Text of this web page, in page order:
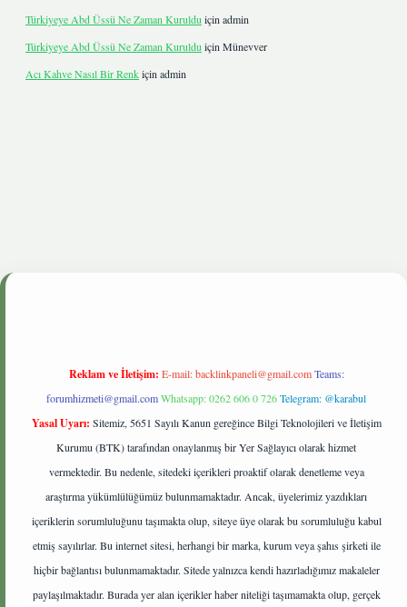
Türkiyeye Abd Üssü Ne Zaman Kuruldu için admin
Türkiyeye Abd Üssü Ne Zaman Kuruldu için Münevver
Acı Kahve Nasıl Bir Renkiçin admin
Reklam ve İletişim: E-mail:backlinkpaneli@gmail.com Teams:
forumhizmeti@gmail.comWhatsapp: 0262 606 0 726Telegram: @karabul
Yasal Uyarı: Sitemiz, 5651 Sayılı Kanun gereğince Bilgi Teknolojileri ve İletişim
Kurumu (BTK) tarafından onaylanmış bir Yer Sağlayıcı olarak hizmet
vermektedir. Bu nedenle, sitedeki içerikleri proaktif olarak denetleme veya
araştırma yükümlülüğümüz bulunmamaktadır. Ancak, üyelerimiz yazdıkları
içeriklerin sorumluluğunu taşımakta olup, siteye üye olarak bu sorumluluğu kabul
etmiş sayılırlar. Bu internet sitesi, herhangi bir marka, kurum veya şahıs şirketi ile
hiçbir bağlantısı bulunmamaktadır. Sitede yalnızca kendi hazırladığımız makaleler
paylaşılmaktadır. Burada yer alan içerikler haber niteliği taşımamakta olup, gerçek